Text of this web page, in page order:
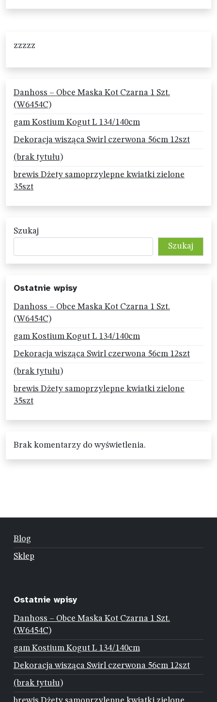
zzzzz
Danhoss – Obce Maska Kot Czarna 1 Szt.
(W6454C)
gam Kostium Kogut L 134/140cm
Dekoracja wisząca Swirl czerwona 56cm 12szt
(brak tytułu)
brewis Dżety samoprzylepne kwiatki zielone
35szt
Szukaj
Szukaj
Ostatnie wpisy
Danhoss – Obce Maska Kot Czarna 1 Szt.
(W6454C)
gam Kostium Kogut L 134/140cm
Dekoracja wisząca Swirl czerwona 56cm 12szt
(brak tytułu)
brewis Dżety samoprzylepne kwiatki zielone
35szt
Brak komentarzy do wyświetlenia.
Blog
Sklep
Ostatnie wpisy
Danhoss – Obce Maska Kot Czarna 1 Szt.
(W6454C)
gam Kostium Kogut L 134/140cm
Dekoracja wisząca Swirl czerwona 56cm 12szt
(brak tytułu)